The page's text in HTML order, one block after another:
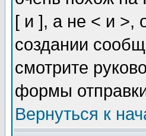
[ и ], а не < и >,
создании
смотрите
формы
Вернуться к